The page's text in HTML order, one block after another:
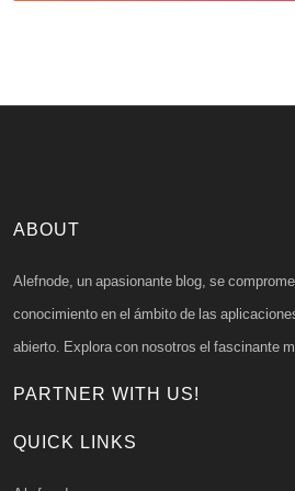
ABOUT
Alefnode, un apasionante blog, se
conocimiento en el ámbito de las
abierto. Explora con nosotros el fascinante
PARTNER WITH US!
QUICK LINKS